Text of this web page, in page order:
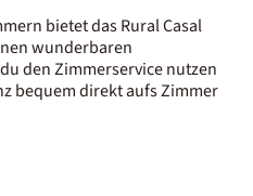
bietet das Rural Casal
wunderbaren
den Zimmerservice nutzen
bequem direkt aufs Zimmer